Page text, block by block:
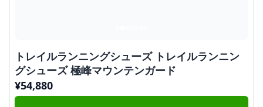
トレイルランニングシューズ トレイルランニン
グシューズ 極峰マウンテンガード
¥54,880